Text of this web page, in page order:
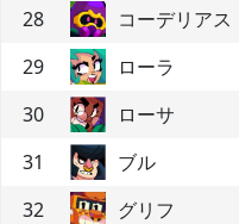
28 コーデリアス
29
ローラ
30
ローサ
31
ブル
32
グリフ